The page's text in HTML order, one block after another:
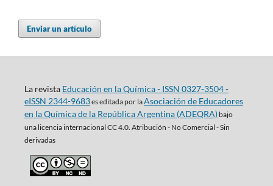
Enviar un artículo
La revista Educación en la Química - ISSN 0327-3504 -
eISSN 2344-9683es editada por laAsociación de Educadores
en la Química de la República Argentina (ADEQRA)bajo
una licencia internacional CC 4.0. Atribución - No Comercial - Sin
derivadas